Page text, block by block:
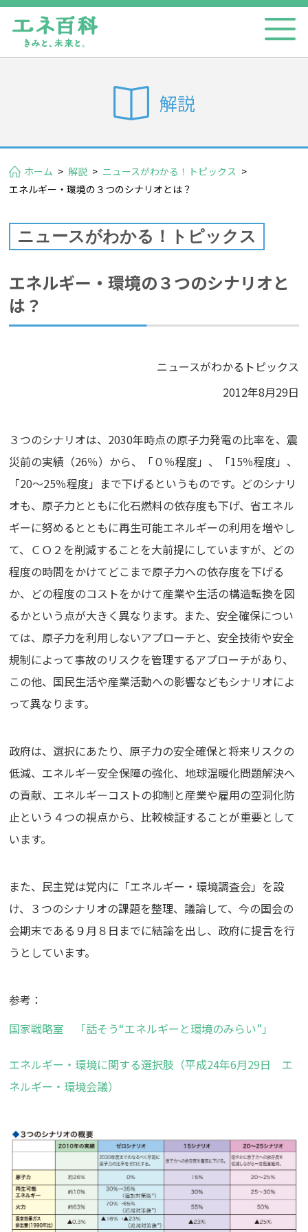
解説
ホーム > 解説 > ニュースがわかる！トピックス >
エネルギー・環境の３つのシナリオとは？
ニュースがわかる！トピックス
エネルギー・環境の３つのシナリオと
は？
ニュースがわかるトピックス
2012年8月29日
３つのシナリオは、2030年時点の原子力発電の比率を、震
災前の実績（26％）から、「０％程度」、「15％程度」、
「20～25％程度」まで下げるというものです。どのシナリ
オも、原子力とともに化石燃料の依存度も下げ、省エネル
ギーに努めるとともに再生可能エネルギーの利用を増やし
て、ＣＯ２を削減することを大前提にしていますが、どの
程度の時間をかけてどこまで原子力への依存度を下げる
か、どの程度のコストをかけて産業や生活の構造転換を図
るかという点が大きく異なります。また、安全確保につい
ては、原子力を利用しないアプローチと、安全技術や安全
規制によって事故のリスクを管理するアプローチがあり、
この他、国民生活や産業活動への影響などもシナリオによ
って異なります。
政府は、選択にあたり、原子力の安全確保と将来リスクの
低減、エネルギー安全保障の強化、地球温暖化問題解決へ
の貢献、エネルギーコストの抑制と産業や雇用の空洞化防
止という４つの視点から、比較検証することが重要として
います。
また、民主党は党内に「エネルギー・環境調査会」を設
け、３つのシナリオの課題を整理、議論して、今の国会の
会期末である９月８日までに結論を出し、政府に提言を行
うとしています。
参考：
国家戦略室 「話そう“エネルギーと環境のみらい”」
エネルギー・環境に関する選択肢（平成24年6月29日 エ
ネルギー・環境会議）